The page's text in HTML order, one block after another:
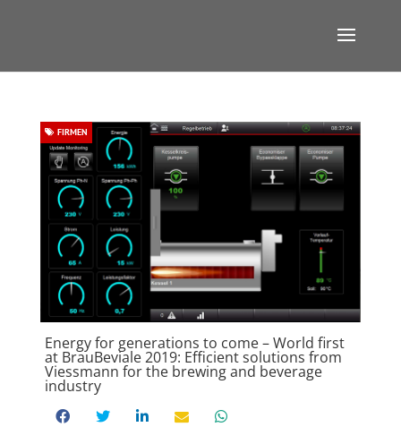
Energy for generations to come – World first
at BrauBeviale 2019: Efficient solutions from
Viessmann for the brewing and beverage
industry
FIRMEN